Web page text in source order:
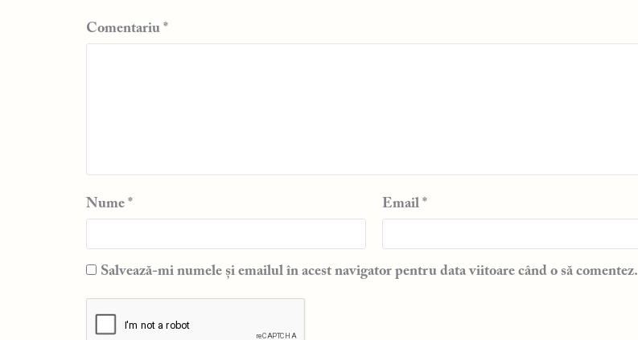
Comentariu *
Nume * Email*
Salvează-mi numele și emailul în acest navigator pentru data viitoare când o să comentez.